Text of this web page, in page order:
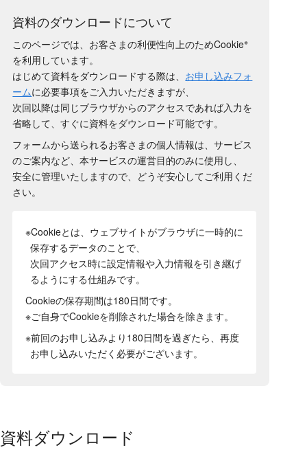
資料のダウンロードについて
このページでは、お客さまの利便性向上のためCookie※
を利用しています。
はじめて資料をダウンロードする際は、 お申し込みフォ
ームに必要事項をご入力いただきますが、
次回以降は同じブラウザからのアクセスであれば入力を
省略して、すぐに資料をダウンロード可能です。
フォームから送られるお客さまの個人情報は、サービス
のご案内など、本サービスの運営目的のみに使用し、
安全に管理いたしますので、どうぞ安心してご利用くだ
さい。
※Cookieとは、ウェブサイトがブラウザに一時的に
保存するデータのことで、
次回アクセス時に設定情報や入力情報を引き継げ
るようにする仕組みです。
Cookieの保存期間は180日間です。
※ご自身でCookieを削除された場合を除きます。
※前回のお申し込みより180日間を過ぎたら、再度
お申し込みいただく必要がございます。
資料ダウンロード